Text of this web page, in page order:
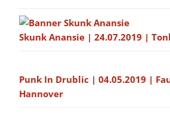
Skunk Anansie | 24.07.2019 |
Punk In Drublic | 04.05.2019 |
Hannover